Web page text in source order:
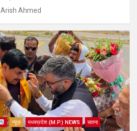
Arish Ahmed
न्यूज़ मध्यप्रदेश (M.P.) NEWS सतना